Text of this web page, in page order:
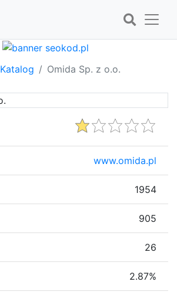
Katalog Omida Sp. z o.o.
www.omida.pl
1954
905
26
2.87%